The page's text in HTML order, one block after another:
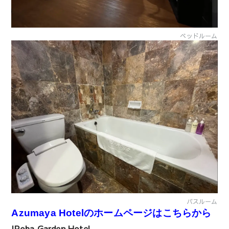
ベッドルーム
バスルーム
Azumaya Hotelのホームページはこちらから